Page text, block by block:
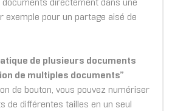
directement dans une
exemple pour un partage aisé de
de plusieurs documents
de multiples documents”
de bouton, vous pouvez numériser
de différentes tailles en un seul